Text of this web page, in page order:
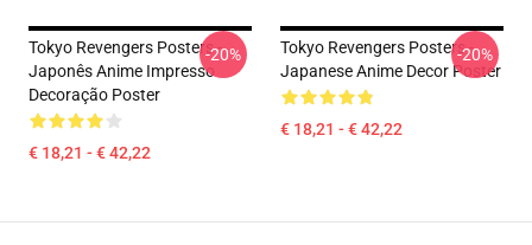
Tokyo Revengers Posters -
Japonês Anime Impresso
Decoração Poster
€ 18,21 - € 42,22
-20%
Tokyo Revengers Posters -
Japanese Anime Decor Poster
€ 18,21 - € 42,22
-20%